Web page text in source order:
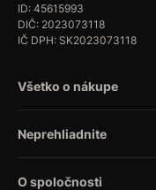
ID: 45615993
DIČ: 2023073118
IČ DPH: SK2023073118
Všetko o nákupe
Neprehliadnite
O spoločnosti